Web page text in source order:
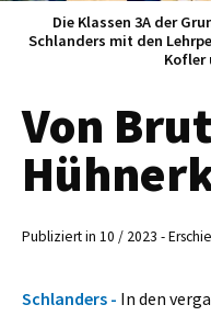
Die Klassen 3A der
Schlanders mit den
Kofler
Von
Publiziert in 10 / 2023 -
Schlanders - In den